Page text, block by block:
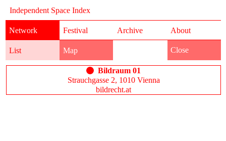
Independent Space Index
Network
List Map
Festival Archive About
Close
Bildraum 01
Strauchgasse 2, 1010 Vienna
bildrecht.at